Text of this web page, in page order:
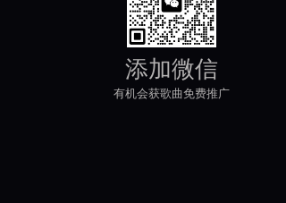
添加微信
有机会获歌曲免费推广